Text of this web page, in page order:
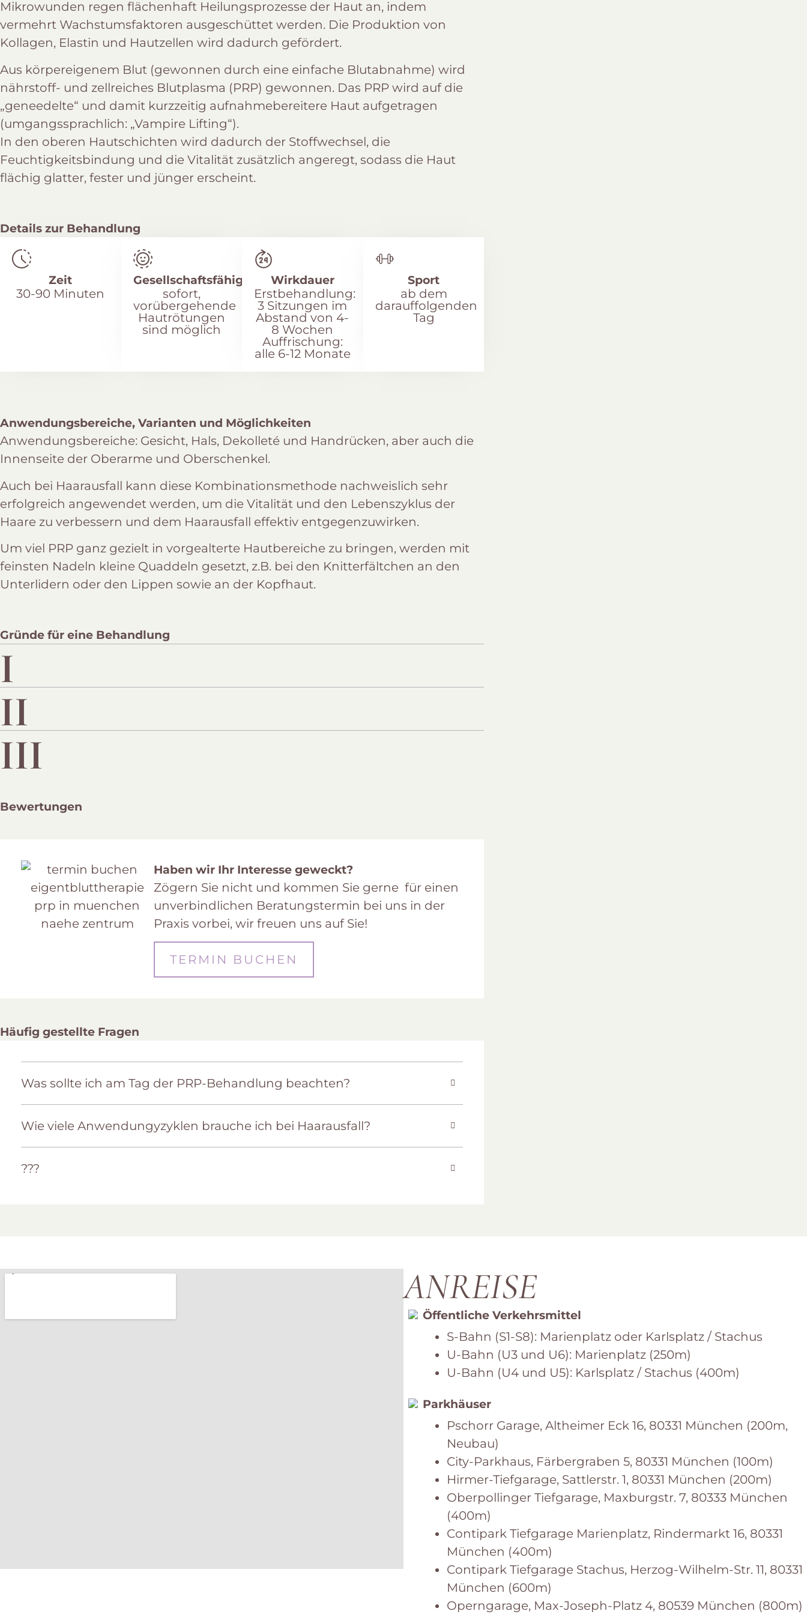
Mikrowunden regen flächenhaft Heilungsprozesse der Haut an, indem
vermehrt Wachstumsfaktoren ausgeschüttet werden. Die Produktion von
Kollagen, Elastin und Hautzellen wird dadurch gefördert.
Aus körpereigenem Blut (gewonnen durch eine einfache Blutabnahme) wird
nährstoff- und zellreiches Blutplasma (PRP) gewonnen. Das PRP wird auf die
„geneedelte“ und damit kurzzeitig aufnahmebereitere Haut aufgetragen
(umgangssprachlich: „Vampire Lifting“).
In den oberen Hautschichten wird dadurch der Stoffwechsel, die
Feuchtigkeitsbindung und die Vitalität zusätzlich angeregt, sodass die Haut
flächig glatter, fester und jünger erscheint.
Details zur Behandlung
Zeit
30-90 Minuten
Gesellschaftsfähig
sofort,
vorübergehende
Hautrötungen
sind möglich
Wirkdauer
Erstbehandlung:
3 Sitzungen im
Abstand von 4-
8 Wochen
Auffrischung:
alle 6-12 Monate
Sport
ab dem
darauffolgenden
Tag
Anwendungsbereiche, Varianten und Möglichkeiten
Anwendungsbereiche: Gesicht, Hals, Dekolleté und Handrücken, aber auch die
Innenseite der Oberarme und Oberschenkel.
Auch bei Haarausfall kann diese Kombinationsmethode nachweislich sehr
erfolgreich angewendet werden, um die Vitalität und den Lebenszyklus der
Haare zu verbessern und dem Haarausfall effektiv entgegenzuwirken.
Um viel PRP ganz gezielt in vorgealterte Hautbereiche zu bringen, werden mit
feinsten Nadeln kleine Quaddeln gesetzt, z.B. bei den Knitterfältchen an den
Unterlidern oder den Lippen sowie an der Kopfhaut.
Gründe für eine Behandlung
I
II
III
Bewertungen
Haben wir Ihr Interesse geweckt?
Zögern Sie nicht und kommen Sie gerne für einen
unverbindlichen Beratungstermin bei uns in der
Praxis vorbei, wir freuen uns auf Sie!
TERMIN BUCHEN
Häufig gestellte Fragen
Was sollte ich am Tag der PRP-Behandlung beachten?
Wie viele Anwendungyzyklen brauche ich bei Haarausfall?
???
ANREISE
Öffentliche Verkehrsmittel
S-Bahn (S1-S8): Marienplatz oder Karlsplatz / Stachus
U-Bahn (U3 und U6): Marienplatz (250m)
U-Bahn (U4 und U5): Karlsplatz / Stachus (400m)
Parkhäuser
Pschorr Garage, Altheimer Eck 16, 80331 München (200m,
Neubau)
City-Parkhaus, Färbergraben 5, 80331 München (100m)
Hirmer-Tiefgarage, Sattlerstr. 1, 80331 München (200m)
Oberpollinger Tiefgarage, Maxburgstr. 7, 80333 München
(400m)
Contipark Tiefgarage Marienplatz, Rindermarkt 16, 80331
München (400m)
Contipark Tiefgarage Stachus, Herzog-Wilhelm-Str. 11, 80331
München (600m)
Operngarage, Max-Joseph-Platz 4, 80539 München (800m)